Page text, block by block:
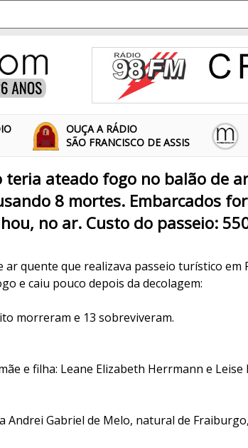
OUÇA A RÁDIO
SÃO FRANCISCO DE ASSIS
teria ateado fogo no balão de
8 mortes. Embarcados
no ar. Custo do passeio:
ar quente que realizava passeio turístico em
e caiu pouco depois da decolagem:
morreram e 13 sobreviveram.
e filha: Leane Elizabeth Herrmann e
Andrei Gabriel de Melo, natural de